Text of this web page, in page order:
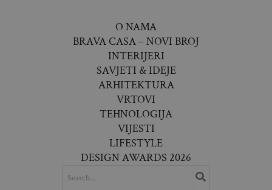
O NAMA
BRAVA CASA – NOVI BROJ
INTERIJERI
SAVJETI & IDEJE
ARHITEKTURA
VRTOVI
TEHNOLOGIJA
VIJESTI
LIFESTYLE
DESIGN AWARDS 2026
FOR: